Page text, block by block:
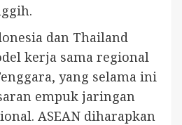
dan Thailand
kerja sama regional
yang selama ini
empuk jaringan
ASEAN diharapkan